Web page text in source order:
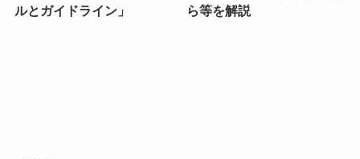
ルとガイドライン」
ら等を解説